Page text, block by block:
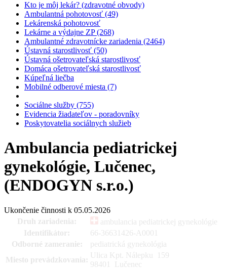
Kto je môj lekár? (zdravotné obvody)
Ambulantná pohotovosť (49)
Lekárenská pohotovosť
Lekárne a výdajne ZP (268)
Ambulantné zdravotnícke zariadenia (2464)
Ústavná starostlivosť (50)
Ústavná ošetrovateľská starostlivosť
Domáca ošetrovateľská starostlivosť
Kúpeľná liečba
Mobilné odberové miesta (7)
Sociálne služby (755)
Evidencia žiadateľov - poradovníky
Poskytovatelia sociálnych služieb
Ambulancia pediatrickej
gynekológie, Lučenec,
(ENDOGYN s.r.o.)
Ukončenie činnosti k 05.05.2026
Druh zariadenia:
ambulancia pediatrickej gynekológie
Identifikátor:
66-36631426-A0001
Odborné zameranie:
pediatrická gynekológia
Miesto prevádzkovania:
Ulica Kpt. Nálepku 159
98401 Lučenec